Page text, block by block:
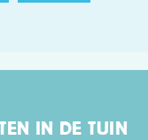
IN DE TUIN